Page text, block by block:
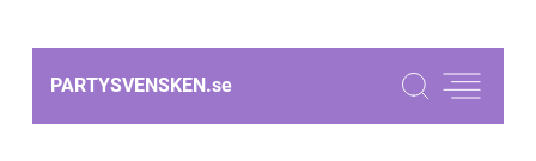
PARTYSVENSKEN.se